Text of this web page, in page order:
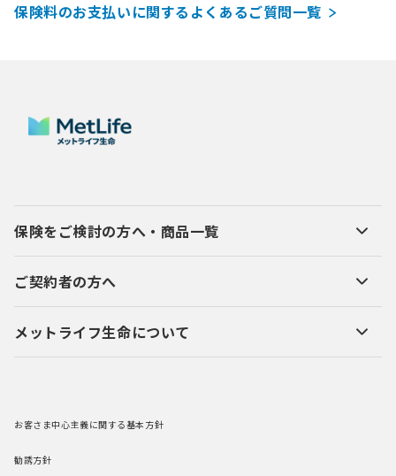
保険料のお支払いに関するよくあるご質問一覧
保険をご検討の方へ・商品一覧
ご契約者の方へ
メットライフ生命について
お客さま中心主義に関する基本方針
勧誘方針